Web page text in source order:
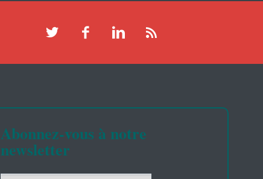
Abonnez-vous à notre
newsletter